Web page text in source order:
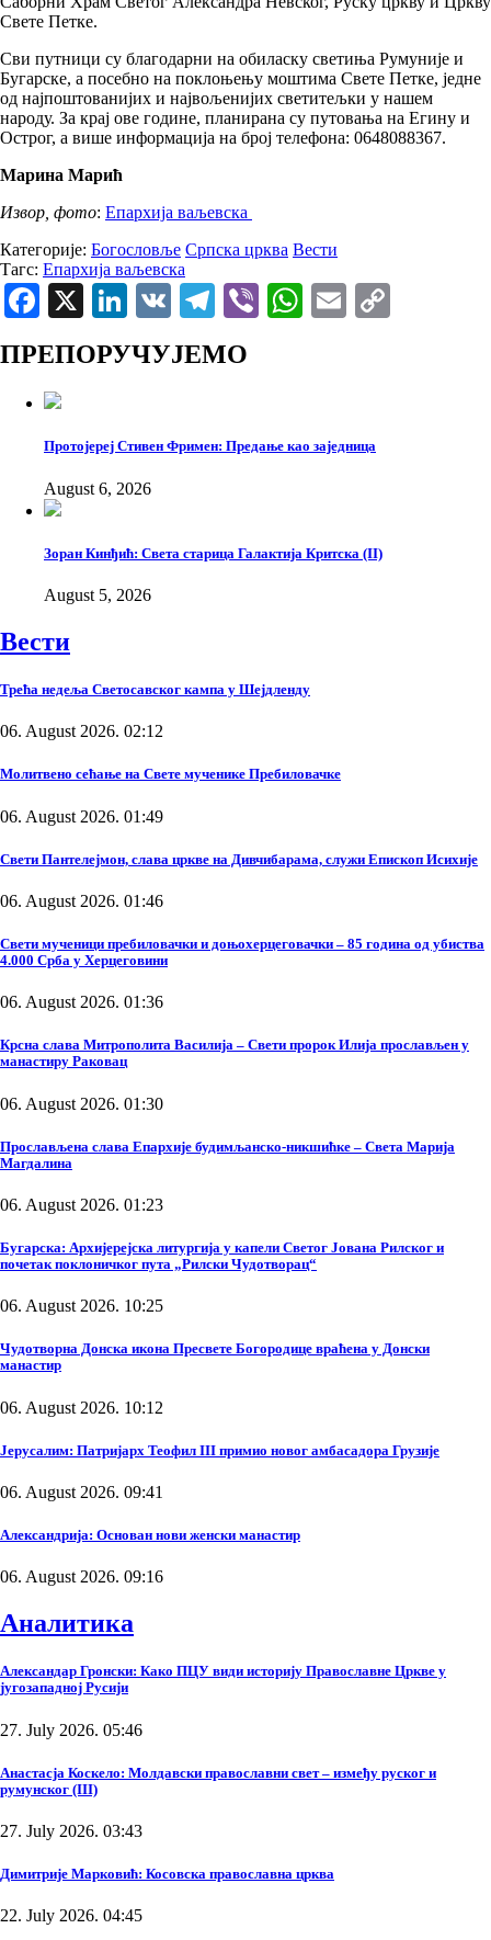
Свете Петке.
Сви путници су благодарни на обиласку светиња Румуније и
Бугарске, а посебно на поклоњењу моштима Свете Петке, једне
од најпоштованијих и највољенијих светитељки у нашем
народу. За крај ове године, планирана су путовања на Егину и
Острог, а више информација на број телефона: 0648088367.
Марина Марић
Извор, фото: Епархија ваљевска
Категорије: Богословље Српска црква Вести
Тагс: Епархија ваљевска
Facebook
X LinkedIn
VK Telegram
ViberWhatsApp
Email
ПРЕПОРУЧУЈЕМО
Протојереј Стивен Фримен: Предање као заједница
August 6, 2026
Зоран Кинђић: Света старица Галактија Критска (II)
August 5, 2026
Вести
Трећа недеља Светосавског кампа у Шејдленду
06. August 2026. 02:12
Молитвено сећање на Свете мученике Пребиловачке
06. August 2026. 01:49
Свети Пантелејмон, слава цркве на Дивчибарама, служи Епископ Исихије
06. August 2026. 01:46
Свети мученици пребиловачки и доњохерцеговачки – 85 година од убиства
4.000 Срба у Херцеговини
06. August 2026. 01:36
Крсна слава Митрополита Василија – Свети пророк Илија прослављен у
манастиру Раковац
06. August 2026. 01:30
Прослављена слава Епархије будимљанско-никшићке – Света Марија
Магдалина
06. August 2026. 01:23
Бугарска: Архијерејска литургија у капели Светог Јована Рилског и
почетак поклоничког пута „Рилски Чудотворац“
06. August 2026. 10:25
Чудотворна Донска икона Пресвете Богородице враћена у Донски
манастир
06. August 2026. 10:12
Јерусалим: Патријарх Теофил III примио новог амбасадора Грузије
06. August 2026. 09:41
Александрија: Основан нови женски манастир
06. August 2026. 09:16
Аналитика
Александар Гронски: Како ПЦУ види историју Православне Цркве у
југозападној Русији
27. July 2026. 05:46
Анастасја Коскело: Молдавски православни свет – између руског и
румунског (III)
27. July 2026. 03:43
Димитрије Марковић: Косовска православна црква
22. July 2026. 04:45